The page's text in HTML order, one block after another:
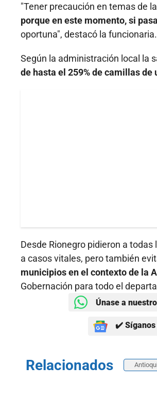
"Tener precaución en temas de
porque en este momento, si
oportuna", destacó la funcionaria.
Según la administración local la
de hasta el 259% de camillas de
Desde Rionegro pidieron a
a casos vitales, pero también
municipios en el contexto de la
Gobernación para todo el
Únase a
✔️ Síganos
Relacionados